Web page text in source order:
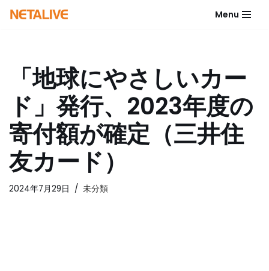
ス
キ
プ
Menu
「地球にやさしいカー
ド」発行、2023年度の
寄付額が確定（三井住
友カード）
2024年7月29日 未分類